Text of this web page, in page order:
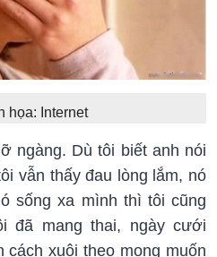
họa: Internet
ngàng. Dù tôi biết anh nói
vẫn thấy đau lòng lắm, nó
sống xa mình thì tôi cũng
đã mang thai, ngày cưới
cách xuôi theo mong muốn